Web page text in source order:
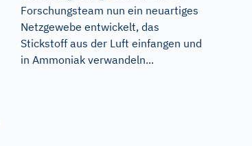
Forschungsteam nun ein neuartiges
Netzgewebe entwickelt, das
Stickstoff aus der Luft einfangen und
in Ammoniak verwandeln...